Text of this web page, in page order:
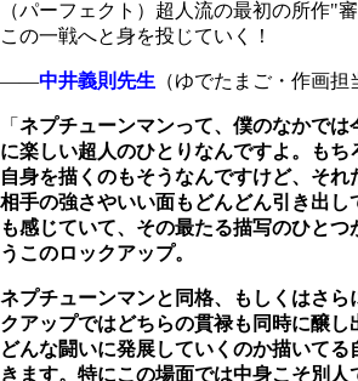
（パーフェクト）超人流の最初の所作"
この一戦へと身を投じていく！
――中井義則先生 （ゆでたまご・作画担
「 ネプチューンマンって、僕のなかでは
に楽しい超人のひとりなんですよ。もち
自身を描くのもそうなんですけど、そ
相手の強さやいい面もどんどん引き出し
も感じていて、その最たる描写のひと
うこのロックアップ。
ネプチューンマンと同格、もしくはさら
クアップではどちらの貫禄も同時に醸し
どんな闘いに発展していくのか描いてる
きます。特にこの場面では中身こそ別